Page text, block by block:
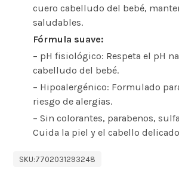
cuero cabelludo del bebé,
saludables.
Fórmula suave:
– pH fisiológico: Respeta el pH
cabelludo del bebé.
– Hipoalergénico: Formulado
riesgo de alergias.
– Sin colorantes, parabenos,
Cuida la piel y el cabello
SKU:7702031293248